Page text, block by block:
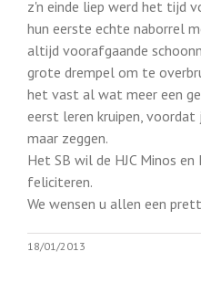
z'n einde liep werd het tijd
hun eerste echte naborrel
altijd voorafgaande
grote drempel om te
het vast al wat meer een
eerst leren kruipen,
maar zeggen.
Het SB wil de HJC Minos en
feliciteren.
We wensen u allen een
18/01/2013